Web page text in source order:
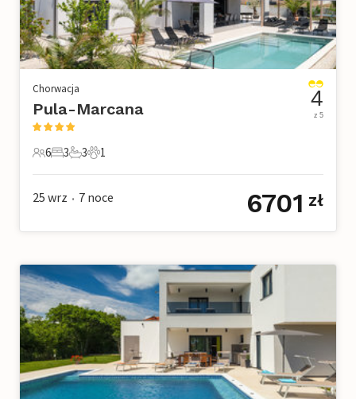
Chorwacja
Pula-Marcana
6 Goście
6
3 Sypialnie
3
3 Łazienki
3
1 Zwierzę domowe
1
4
z 5
25 wrz • 7 noce 6701 zł